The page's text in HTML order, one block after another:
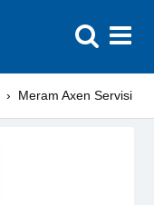
› Meram Axen Servisi